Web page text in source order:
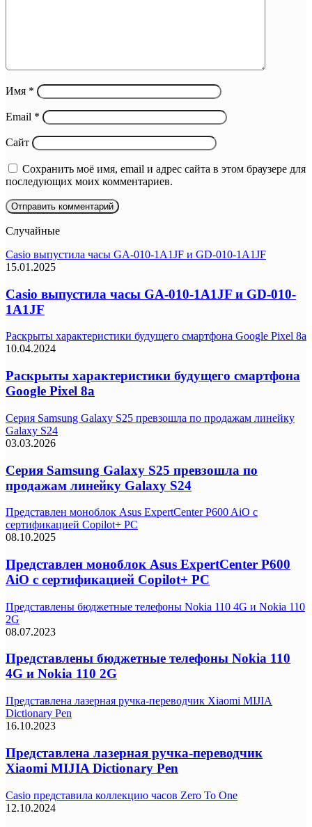
Имя *
Email *
Сайт
Сохранить моё имя, email и адрес сайта в этом браузере для
последующих моих комментариев.
Случайные
Casio выпустила часы GA-010-1A1JF и GD-010-1A1JF
15.01.2025
Casio выпустила часы GA-010-1A1JF и GD-010-
1A1JF
Раскрыты характеристики будущего смартфона Google Pixel 8a
10.04.2024
Раскрыты характеристики будущего смартфона
Google Pixel 8a
Серия Samsung Galaxy S25 превзошла по продажам линейку
Galaxy S24
03.03.2026
Серия Samsung Galaxy S25 превзошла по
продажам линейку Galaxy S24
Представлен моноблок Asus ExpertCenter P600 AiO с
сертификацией Copilot+ PC
08.10.2025
Представлен моноблок Asus ExpertCenter P600
AiO с сертификацией Copilot+ PC
Представлены бюджетные телефоны Nokia 110 4G и Nokia 110
2G
08.07.2023
Представлены бюджетные телефоны Nokia 110
4G и Nokia 110 2G
Представлена лазерная ручка-переводчик Xiaomi MIJIA
Dictionary Pen
16.10.2023
Представлена лазерная ручка-переводчик
Xiaomi MIJIA Dictionary Pen
Casio представила коллекцию часов Zero To One
12.10.2024